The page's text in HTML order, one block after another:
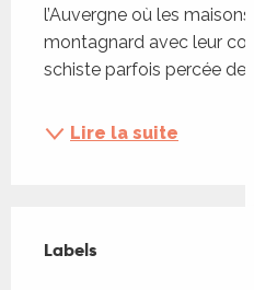
l’Auvergne où les
montagnard avec leur
schiste parfois percée de
Lire la suite
Labels
Labels